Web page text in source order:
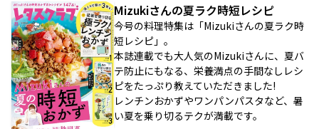
Mizukiさんの夏ラク時短レシピ
今号の料理特集は「Mizukiさんの夏ラク時
短レシピ」。
本誌連載でも大人気のMizukiさんに、夏バ
テ防止にもなる、栄養満点の手間なしレシ
ピをたっぷり教えていただきました!
レンチンおかずやワンパンパスタなど、暑
い夏を乗り切るテクが満載です。